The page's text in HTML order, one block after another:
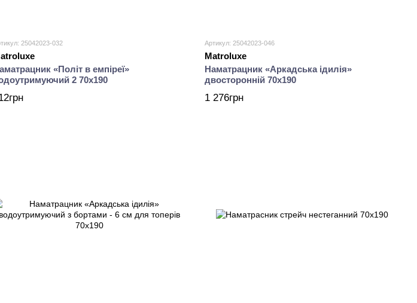
25042023-032
«Політ в емпіреї»
2 70х190
Артикул: 25042023-046
Matroluxe
Наматрацник «Аркадська ідилія»
двосторонній 70х190
1 276грн